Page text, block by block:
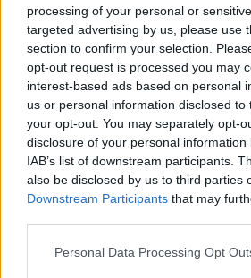
processing of your personal or
targeted advertising by us, please use
section to confirm your selection.
opt-out request is processed you may
interest-based ads based on personal
us or personal information disclosed
your opt-out. You may separately opt-
disclosure of your personal
IAB’s list of downstream participants.
also be disclosed by us to third parties
Downstream Participants that may
Personal Data Processing Opt
Zapomněli jste heslo?
Přihlásit se mohou jen ti, kteří se již
DF
Daniel Fiala 1.7.2026 10:17
"Wir müssen den Flüssen
prohlásil Helmuth Kohl v
na Odře v Bundestagu "Musíme dát
Jinak si ho znovu obsadí – s
postižené lidi. Pokud chceme my a
míru s přírodou, musíme
[překl. google]"